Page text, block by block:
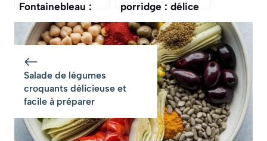
Fontainebleau :
dessert français
crémeux et
porridge : délice
crémeux pour le
petit-déjeuner
Salade de légumes
croquants délicieuse et
facile à préparer